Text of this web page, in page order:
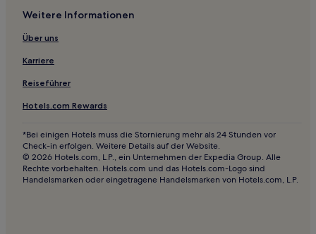
Massac-Séran Hotels
Cabanes Hotels
Villeneuve-Sur-Vère Hotels
Montdurausse Hotels
Lautrec Hotels
Marnaves Hotels
Ronel Hotels
Le Born Hotels
Miolles Hotels
Weitere Informationen
Über uns
Karriere
Reiseführer
Hotels.com Rewards
*Bei einigen Hotels muss die Stornierung mehr als 24 Stunden vor
Check-in erfolgen. Weitere Details auf der Website.
© 2026 Hotels.com, L.P., ein Unternehmen der Expedia Group. Alle
Rechte vorbehalten. Hotels.com und das Hotels.com-Logo sind
Handelsmarken oder eingetragene Handelsmarken von Hotels.com, L.P.